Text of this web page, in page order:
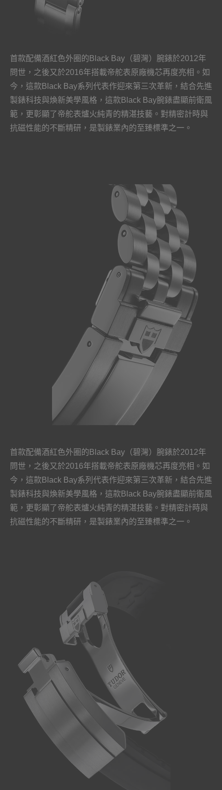
首款配備酒紅色外圈的Black Bay（碧灣）腕錶於2012年
問世，之後又於2016年搭載帝舵表原廠機芯再度亮相。如
今，這款Black Bay系列代表作迎來第三次革新，結合先進
製錶科技與煥新美學風格，這款Black Bay腕錶盡顯前衛風
範，更彰顯了帝舵表爐火純青的精湛技藝。對精密計時與
抗磁性能的不斷精研，是製錶業內的至臻標準之一。
首款配備酒紅色外圈的Black Bay（碧灣）腕錶於2012年
問世，之後又於2016年搭載帝舵表原廠機芯再度亮相。如
今，這款Black Bay系列代表作迎來第三次革新，結合先進
製錶科技與煥新美學風格，這款Black Bay腕錶盡顯前衛風
範，更彰顯了帝舵表爐火純青的精湛技藝。對精密計時與
抗磁性能的不斷精研，是製錶業內的至臻標準之一。